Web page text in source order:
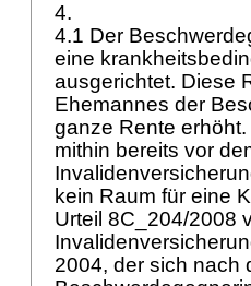
4.
4.1 Der
eine
ausgerichtet. Diese
Ehemannes der
ganze Rente
mithin bereits vor
kein Raum für eine
Urteil 8C_204/2008
2004, der sich nach